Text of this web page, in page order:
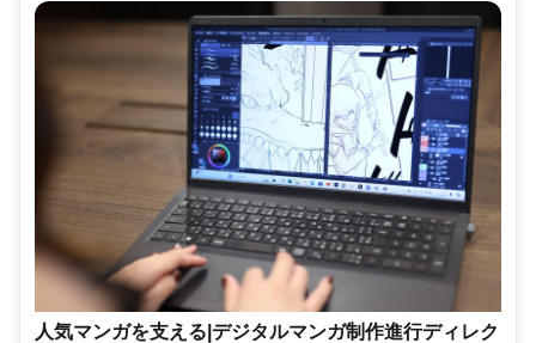
人気マンガを支える|デジタルマンガ制作進行ディレク